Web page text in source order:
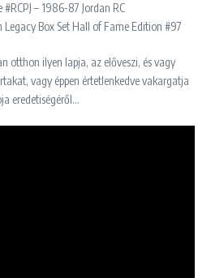
– 1986-87 Jordan RC
Box Set Hall of Fame Edition #97
otthon ilyen lapja, az előveszi, és vagy
vagy éppen értetlenkedve vakargatja
eredetiségéről…